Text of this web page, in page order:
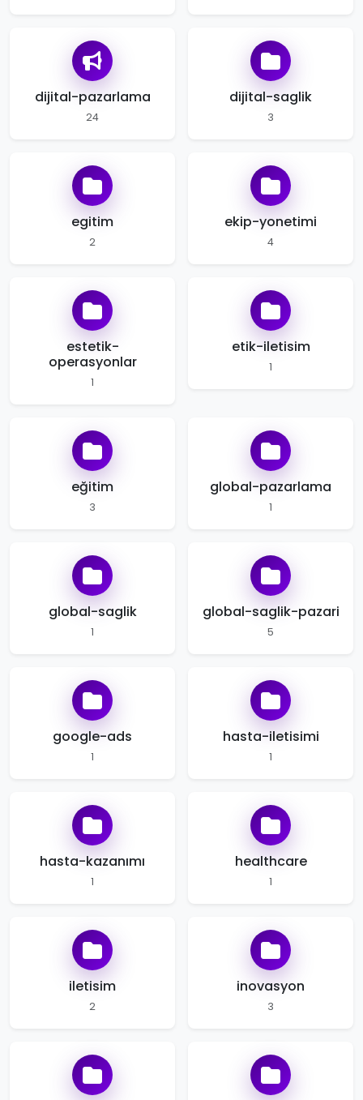
dijital-pazarlama
24
dijital-saglik
3
egitim
2
ekip-yonetimi
4
estetik-
operasyonlar
1
etik-iletisim
1
eğitim
3
global-pazarlama
1
global-saglik
1
global-saglik-pazari
5
google-ads
1
hasta-iletisimi
1
hasta-kazanımı
1
healthcare
1
iletisim
2
inovasyon
3